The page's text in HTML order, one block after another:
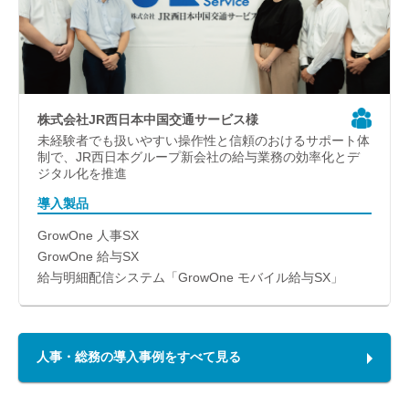
株式会社JR西日本中国交通サービス様
未経験者でも扱いやすい操作性と信頼のおけるサポート体
制で、JR西日本グループ新会社の給与業務の効率化とデ
ジタル化を推進
導入製品
GrowOne 人事SX
GrowOne 給与SX
給与明細配信システム「GrowOne モバイル給与SX」
人事・総務の導入事例をすべて見る